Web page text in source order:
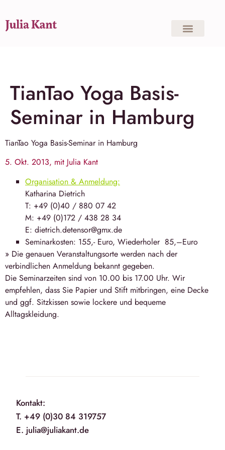
TianTao Yoga Basis-
Seminar in Hamburg
TianTao Yoga Basis-Seminar in Hamburg
5. Okt. 2013, mit Julia Kant
Organisation & Anmeldung:
Katha­rina Diet­rich
T: +49 (0)40 / 880 07 42
M: +49 (0)172 / 438 28 34
E: dietrich.detensor@gmx.de
Seminarkosten: 155,- Euro, Wiederholer 85,–Euro
» Die genauen Veranstaltungsorte werden nach der
verbindlichen Anmeldung bekannt gegeben.
Die Seminarzeiten sind von 10.00 bis 17.00 Uhr. Wir
empfehlen, dass Sie Papier und Stift mitbringen, eine Decke
und ggf. Sitzkissen sowie lockere und bequeme
Alltagskleidung.
Kontakt:
T. +49 (0)30 84 319757
E. julia@juliakant.de